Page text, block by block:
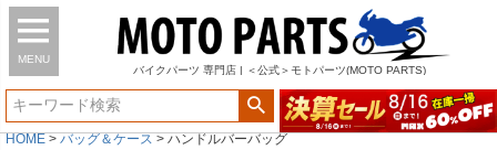
MENU
バイク パーツ 専門店 | ＜公式＞モトパーツ(MOTO PARTS)
HOME バッグ＆ケース ハンドルバーバッグ